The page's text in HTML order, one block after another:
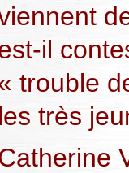
il
trouble
les très